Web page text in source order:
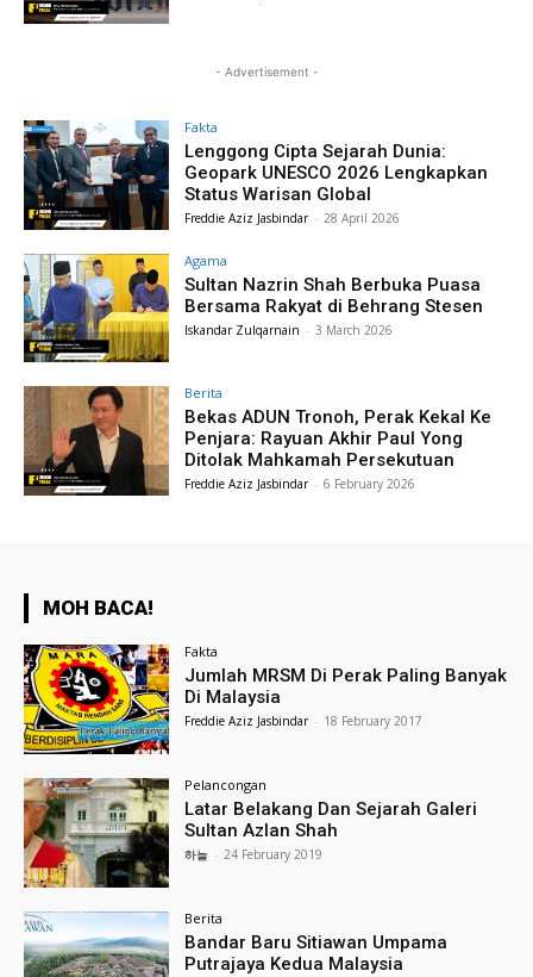
- Advertisement -
Fakta
Lenggong Cipta Sejarah Dunia:
Geopark UNESCO 2026 Lengkapkan
Status Warisan Global
Freddie Aziz Jasbindar - 28 April 2026
Agama
Sultan Nazrin Shah Berbuka Puasa
Bersama Rakyat di Behrang Stesen
Iskandar Zulqarnain - 3 March 2026
Berita
Bekas ADUN Tronoh, Perak Kekal Ke
Penjara: Rayuan Akhir Paul Yong
Ditolak Mahkamah Persekutuan
Freddie Aziz Jasbindar - 6 February 2026
MOH BACA!
Fakta
Jumlah MRSM Di Perak Paling Banyak
Di Malaysia
Freddie Aziz Jasbindar - 18 February 2017
Pelancongan
Latar Belakang Dan Sejarah Galeri
Sultan Azlan Shah
하늘 - 24 February 2019
Berita
Bandar Baru Sitiawan Umpama
Putrajaya Kedua Malaysia